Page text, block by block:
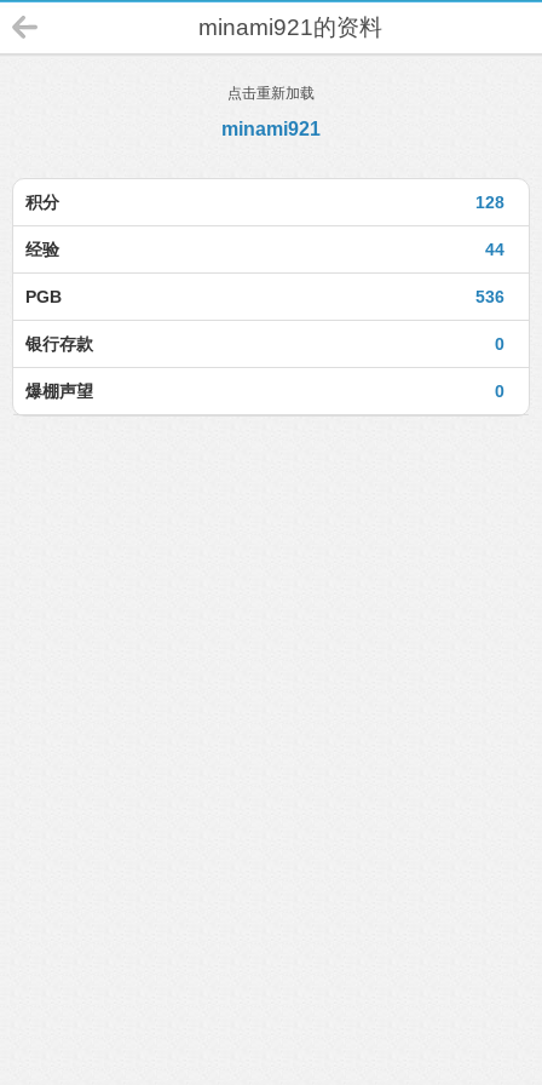
minami921的资料
点击重新加载
minami921
128
积分
44
经验
536
PGB
0
银行存款
0
爆棚声望